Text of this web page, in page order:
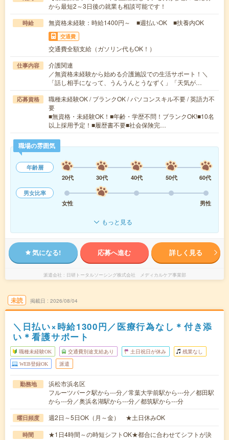
から最短2～3日後の就業も相談可能です！
時給 無資格未経験：時給1400円～ ■週払いOK ■扶養内OK
交通費
交通費全額支給（ガソリン代もOK！）
仕事内容
介護関連
／無資格未経験から始める介護施設での生活サポート！＼
「話し相手になって、うんうんとうなずく」「天気が…
応募資格
職種未経験OK / ブランクOK / パソコンスキル不要 / 英語力不
要
■無資格・未経験OK！■年齢・学歴不問！ブランクOK!■10名
以上採用予定！■履歴書不要■社会保険完…
職場の雰囲気
年齢層
20代
30代 40代 50代
60代
男女比率
女性
男性
もっと見る
気になる! 応募へ進む 詳しく見る
派遣会社 日研トータルソーシング株式会社 メディカルケア事業部
未読 掲載日 2026/08/04
＼日払い×時給1300円／医療行為なし＊付き添
い＊看護サポート
職種未経験OK 交通費別途支給あり 土日祝日が休み 残業なし
WEB登録OK 派遣
勤務地
浜松市浜名区
フルーツパーク駅から---分／常葉大学前駅から---分／都田駅
から---分／奥浜名湖駅から---分／都筑駅から---分
曜日頻度 週2日～5日OK（月～金） ★土日休みOK
時間
★1日4時間～の時短シフトOK★都合に合わせてシフトが決